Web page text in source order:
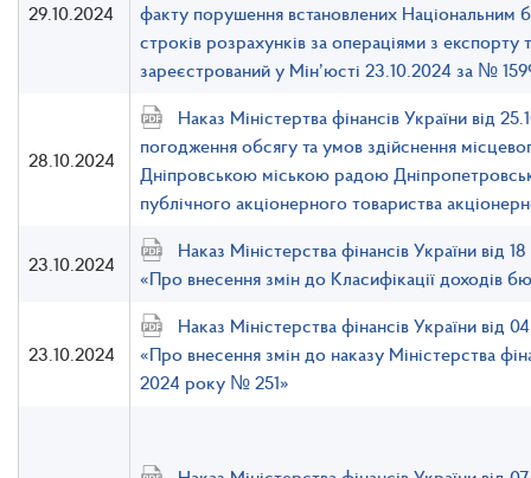
29.10.2024
факту порушення встановлених Національним
строків розрахунків за операціями з експорту
зареєстрований у Мін’юсті 23.10.2024 за №
28.10.2024
Наказ Міністертва фінансів України від
погодження обсягу та умов здійснення
Дніпровською міською радою
публічного акціонерного товариства
23.10.2024
Наказ Міністерства фінансів України
«Про внесення змін до Класифікації доходів
23.10.2024
Наказ Міністерства фінансів України
«Про внесення змін до наказу Міністерства
2024 року № 251»